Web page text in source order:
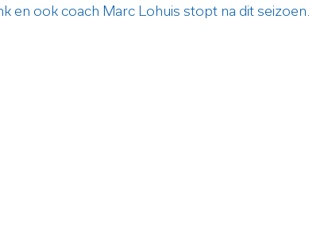
en ook coach Marc Lohuis stopt na dit seizoen.